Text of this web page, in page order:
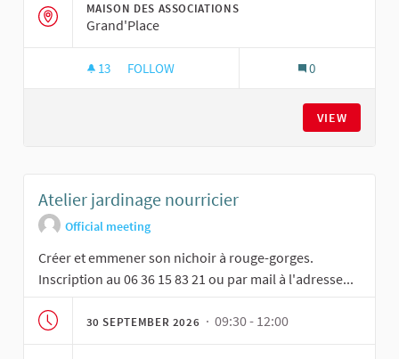
MAISON DES ASSOCIATIONS
Grand'Place
13 13 FOLLOWERS
FOLLOW 0
VIEW
Atelier jardinage nourricier
Official meeting
Créer et emmener son nichoir à rouge-gorges.
Inscription au 06 36 15 83 21 ou par mail à l'adresse...
30 SEPTEMBER 2026 · 09:30 - 12:00